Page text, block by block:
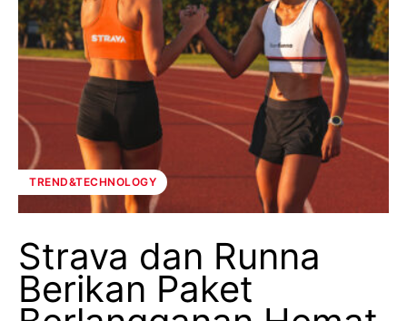
TREND&TECHNOLOGY
Strava dan Runna
Berikan Paket